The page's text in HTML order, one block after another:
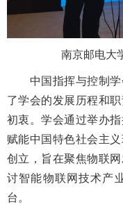
南京邮电大
中国指挥与控制学
了学会的发展历程和
初衷。学会通过举办
赋能中国特色社会主
创立，旨在聚焦物联
讨智能物联网技术产
台。